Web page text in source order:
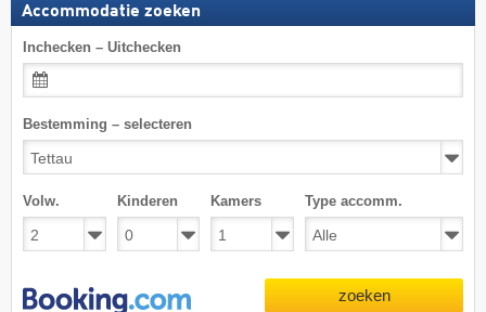
Accommodatie zoeken
Inchecken – Uitchecken
Bestemming – selecteren
Volw. Kinderen Kamers Type accomm.
zoeken